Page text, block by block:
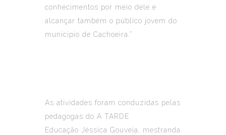
conhecimentos por meio dele e
alcançar também o público jovem do
município de Cachoeira.”
As atividades foram conduzidas pelas
pedagogas do A TARDE
Educação Jéssica Gouveia, mestranda